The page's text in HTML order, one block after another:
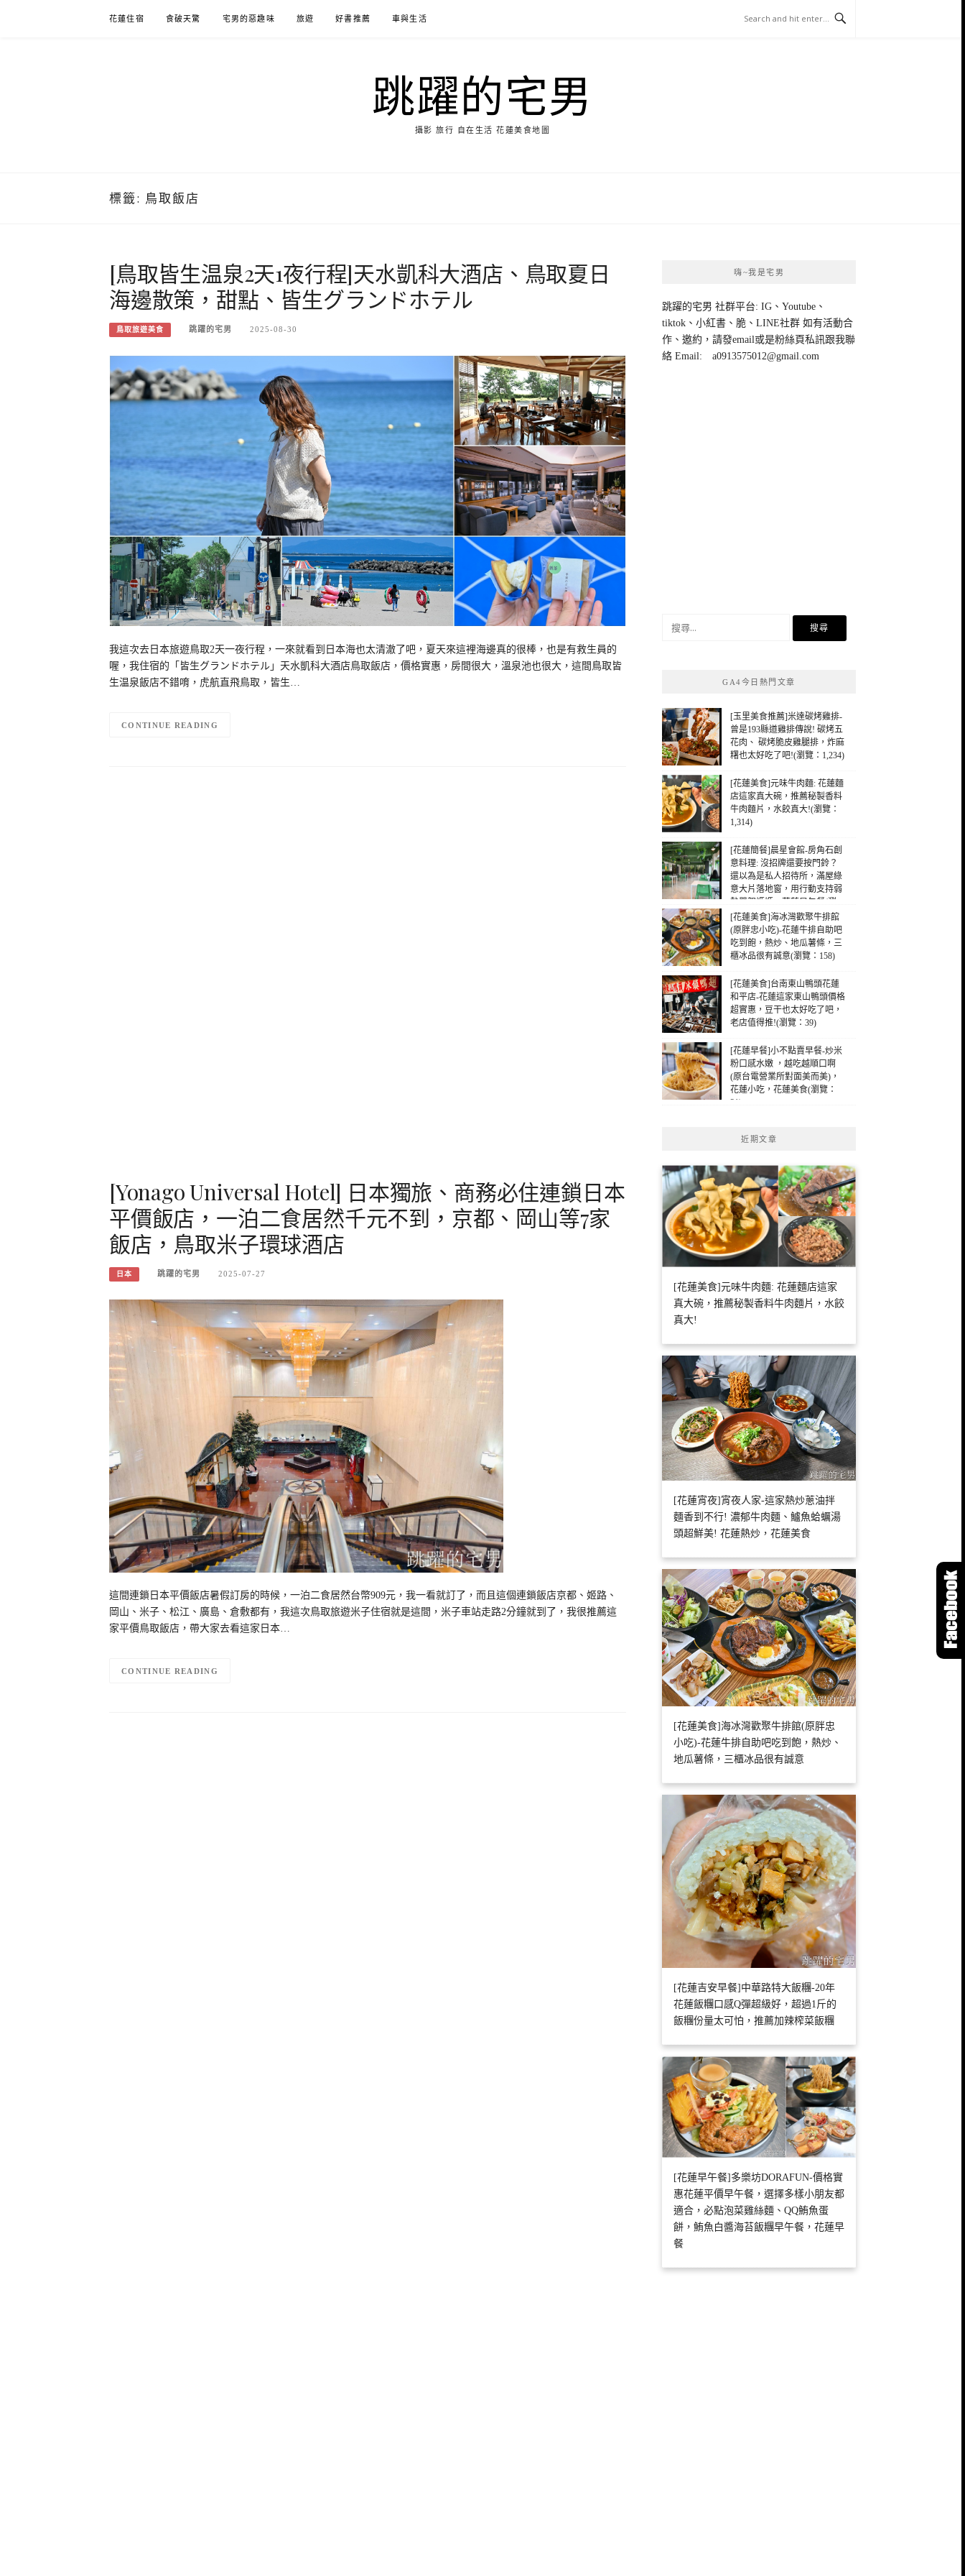
花蓮住宿 食破天驚 宅男的惡趣味 旅遊 好書推薦 車與生活
跳躍的宅男
攝影 旅行 自在生活 花蓮美食地圖
標籤: 鳥取飯店
[鳥取皆生温泉2天1夜行程]天水凱科大酒店、鳥取夏日
海邊散策，甜點、皆生グランドホテル
鳥取旅遊美食 跳躍的宅男 2025-08-30
我這次去日本旅遊鳥取2天一夜行程，一來就看到日本海也太清澈了吧，夏天來這裡海邊真的很棒，也是有救生員的
喔，我住宿的「皆生グランドホテル」天水凱科大酒店鳥取飯店，價格實惠，房間很大，溫泉池也很大，這間鳥取皆
生温泉飯店不錯唷，虎航直飛鳥取，皆生…
CONTINUE READING
[Yonago Universal Hotel] 日本獨旅、商務必住連鎖日本
平價飯店，一泊二食居然千元不到，京都、岡山等7家
飯店，鳥取米子環球酒店
日本 跳躍的宅男 2025-07-27
這間連鎖日本平價飯店暑假訂房的時候，一泊二食居然台幣909元，我一看就訂了，而且這個連鎖飯店京都、姬路、
岡山、米子、松江、廣島、倉敷都有，我這次鳥取旅遊米子住宿就是這間，米子車站走路2分鐘就到了，我很推薦這
家平價鳥取飯店，帶大家去看這家日本…
CONTINUE READING
嗨~我是宅男
跳躍的宅男 社群平台: IG、Youtube、
tiktok、小紅書、脆、LINE社群 如有活動合
作、邀約，請發email或是粉絲頁私訊跟我聯
絡 Email: a0913575012@gmail.com
GA4今日熱門文章
[玉里美食推薦]米達碳烤雞排-
曾是193縣道雞排傳說! 碳烤五
花肉、 碳烤脆皮雞腿排，炸麻
糬也太好吃了吧!(瀏覽：1,234)
[花蓮美食]元味牛肉麵: 花蓮麵
店這家真大碗，推薦秘製香料
牛肉麵片，水餃真大!(瀏覽：
1,314)
[花蓮簡餐]晨星會館-房角石創
意料理: 沒招牌還要按門鈴？
還以為是私人招待所，滿屋綠
意大片落地窗，用行動支持弱
勢單親媽媽，花蓮早午餐(瀏
覽：340)
[花蓮美食]海冰灣歡聚牛排館
(原胖忠小吃)-花蓮牛排自助吧
吃到飽，熱炒、地瓜薯條，三
櫃冰品很有誠意(瀏覽：158)
[花蓮美食]台南東山鴨頭花蓮
和平店-花蓮這家東山鴨頭價格
超實惠，豆干也太好吃了吧，
老店值得推!(瀏覽：39)
[花蓮早餐]小不點賣早餐-炒米
粉口感水嫩 ，越吃越順口啊
(原台電營業所對面美而美)，
花蓮小吃，花蓮美食(瀏覽：
31)
近期文章
[花蓮美食]元味牛肉麵: 花蓮麵店這家
真大碗，推薦秘製香料牛肉麵片，水餃
真大!
[花蓮宵夜]宵夜人家-這家熱炒蔥油拌
麵香到不行! 濃郁牛肉麵、鱸魚蛤蠣湯
頭超鮮美! 花蓮熱炒，花蓮美食
[花蓮美食]海冰灣歡聚牛排館(原胖忠
小吃)-花蓮牛排自助吧吃到飽，熱炒、
地瓜薯條，三櫃冰品很有誠意
[花蓮吉安早餐]中華路特大飯糰-20年
花蓮飯糰口感Q彈超級好，超過1斤的
飯糰份量太可怕，推薦加辣榨菜飯糰
[花蓮早午餐]多樂坊DORAFUN-價格實
惠花蓮平價早午餐，選擇多樣小朋友都
適合，必點泡菜雞絲麵、QQ鮪魚蛋
餅，鮪魚白醬海苔飯糰早午餐，花蓮早
餐